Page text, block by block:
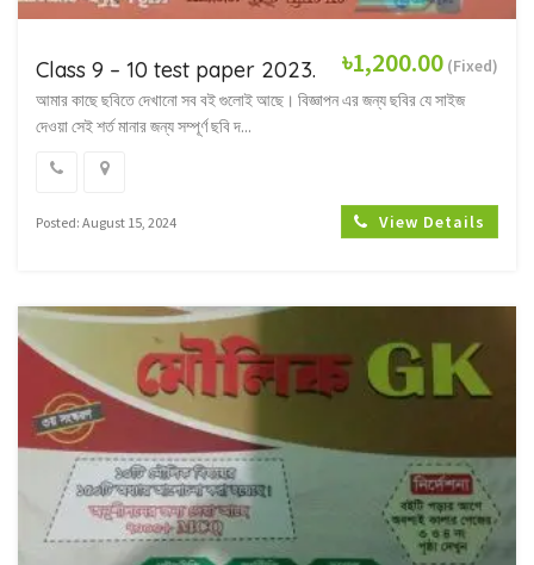
৳1,200.00 (Fixed)
Class 9 – 10 test paper 2023.
আমার কাছে ছবিতে দেখানো সব বই গুলোই আছে। বিজ্ঞাপন এর জন্য ছবির যে সাইজ
দেওয়া সেই শর্ত মানার জন্য সম্পূর্ণ ছবি দ...
Posted: August 15, 2024 View Details